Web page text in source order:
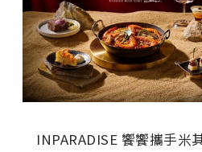
INPARADISE 饗饗攜手